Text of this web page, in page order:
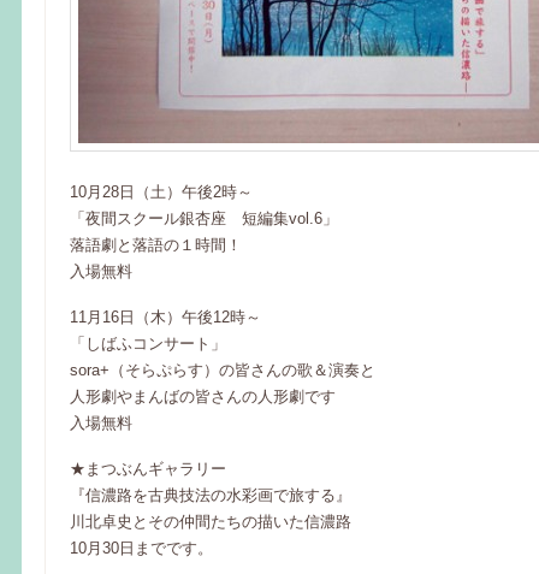
10月28日（土）午後2時～
「夜間スクール銀杏座 短編集vol.6」
落語劇と落語の１時間！
入場無料
11月16日（木）午後12時～
「しばふコンサート」
sora+（そらぷらす）の皆さんの歌＆演奏と
人形劇やまんばの皆さんの人形劇です
入場無料
★まつぶんギャラリー
『信濃路を古典技法の水彩画で旅する』
川北卓史とその仲間たちの描いた信濃路
10月30日までです。